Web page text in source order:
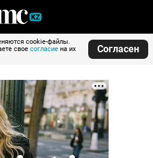
cookie-файлы.
свое согласие на их
Согласен